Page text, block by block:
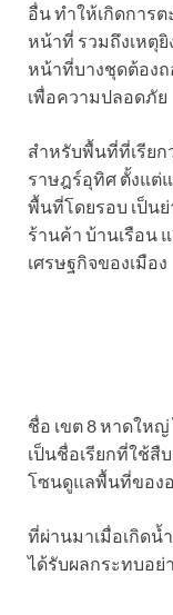
อื่น ทำให้เกิดการ
หน้าที่ รวมถึงเหตุยิ
หน้าที่บางชุดต้อง
เพื่อความปลอดภัย
สำหรับพื้นที่ที่เรีย
ราษฎร์อุทิศ ตั้งแต่
พื้นที่โดยรอบ เป็น
ร้านค้า บ้านเรือน
เศรษฐกิจของเมือง
ชื่อ เขต 8 หาดให
เป็นชื่อเรียกที่ใช้สื
โซนดูแลพื้นที่ของ
ที่ผ่านมาเมื่อเกิด
ได้รับผลกระทบอย่